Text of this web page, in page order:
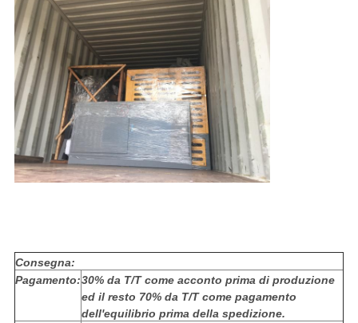
Consegna:
Pagamento:30% da T/T come acconto prima di produzione
ed il resto 70% da T/T come pagamento
dell'equilibrio prima della spedizione.